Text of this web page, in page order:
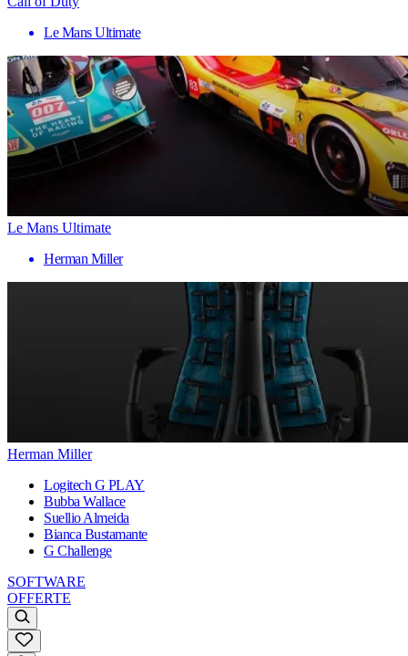
Le Mans Ultimate
Le Mans Ultimate
Herman Miller
Herman Miller
Logitech G PLAY
Bubba Wallace
Suellio Almeida
Bianca Bustamante
G Challenge
SOFTWARE
OFFERTE